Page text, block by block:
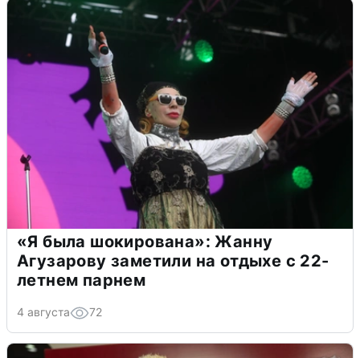
«Я была шокирована»: Жанну
Агузарову заметили на отдыхе с 22-
летнем парнем
4 августа 72